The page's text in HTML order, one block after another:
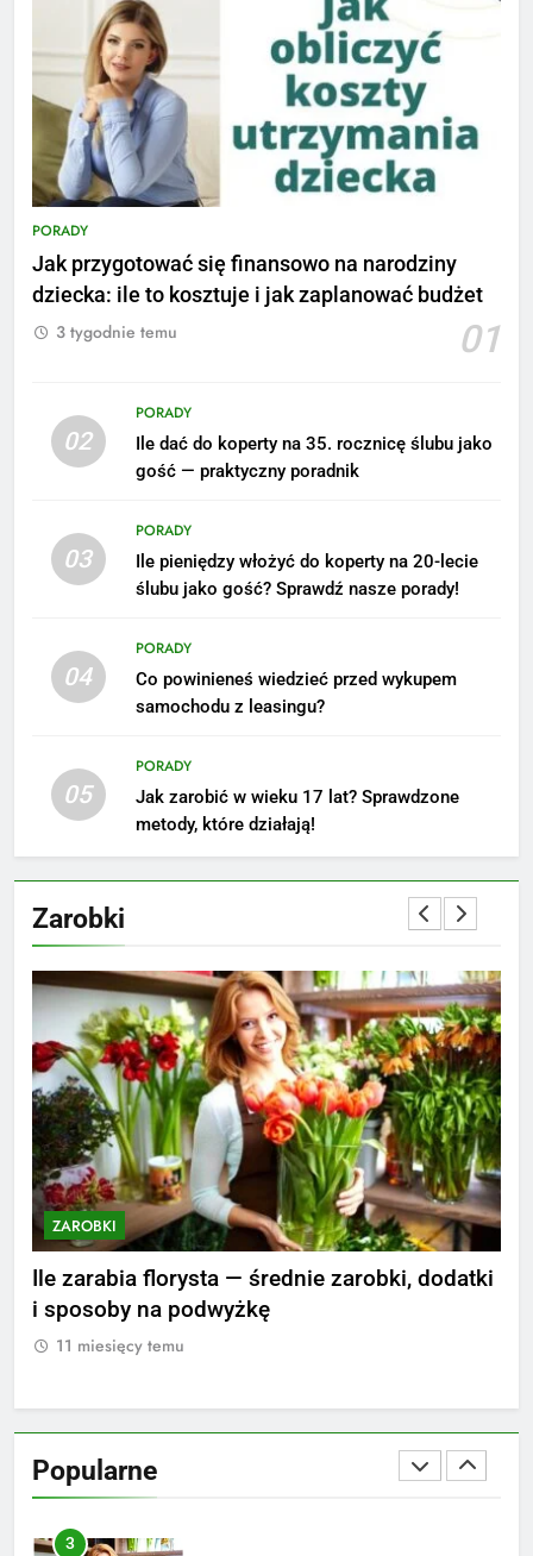
PORADY
Jak przygotować się finansowo na narodziny
dziecka: ile to kosztuje i jak zaplanować budżet
01
3 tygodnie temu
02
PORADY
Ile dać do koperty na 35. rocznicę ślubu jako
gość — praktyczny poradnik
03
PORADY
Ile pieniędzy włożyć do koperty na 20-lecie
ślubu jako gość? Sprawdź nasze porady!
04
PORADY
Co powinieneś wiedzieć przed wykupem
samochodu z leasingu?
05
PORADY
Jak zarobić w wieku 17 lat? Sprawdzone
metody, które działają!
Zarobki
ZAROBKI
Ile zarabia florysta — średnie zarobki, dodatki
i sposoby na podwyżkę
11 miesięcy temu
Popularne
5
Ile zarabia podolog: poznajmy
zainspirują
ZAROBKI
Jak przygotować się finansowo
na narodziny dziecka: ile to
budżet
PORADY
8
opinie i zarobki
PRACA
1
Ile zarabia striptizer: poznaj
aktualne stawki męskiego
striptizera
ZAROBKI
2
poznaj średnie zarobki na tym
stanowisku
ZAROBKI
zarobki, dodatki i sposoby na
4